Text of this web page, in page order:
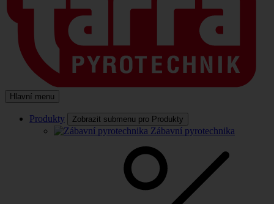
Hlavní menu
Produkty Zobrazit submenu pro Produkty
Zábavní pyrotechnika